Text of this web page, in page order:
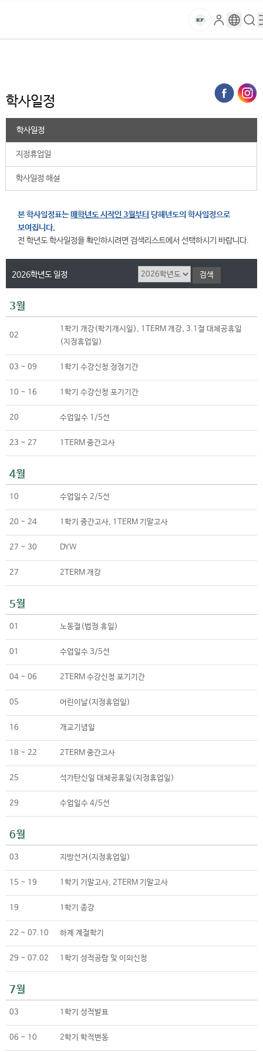
건
대
학
교
마
로
그
구
글
검
색
메
뉴
로
학사일정
학사일정
지정휴업일
학사일정 해설
본 학사일정표는매학년도 시작인 3월부터 당해년도의 학사일정으로
보여집니다.
전 학년도 학사일정을 확인하시려면 검색리스트에서 선택하시기 바랍니다.
2026학년도 일정
3월
02
1학기 개강(학기개시일), 1TERM 개강, 3.1절 대체공휴일
(지정휴업일)
03 ~ 09 1학기 수강신청 정정기간
10 ~ 16 1학기 수강신청 포기기간
20 수업일수 1/5선
23 ~ 27 1TERM 중간고사
4월
10 수업일수 2/5선
20 ~ 24 1학기 중간고사, 1TERM 기말고사
27 ~ 30 DYW
27 2TERM 개강
5월
01 노동절(법정 휴일)
01 수업일수 3/5선
04 ~ 06 2TERM 수강신청 포기기간
05 어린이날(지정휴업일)
16 개교기념일
18 ~ 22 2TERM 중간고사
25 석가탄신일 대체공휴일(지정휴업일)
29 수업일수 4/5선
6월
03 지방선거(지정휴업일)
15 ~ 19 1학기 기말고사, 2TERM 기말고사
19 1학기 종강
22 ~ 07.10 하계 계절학기
29 ~ 07.02 1학기 성적공람 및 이의신청
7월
03 1학기 성적발표
06 ~ 10 2학기 학적변동